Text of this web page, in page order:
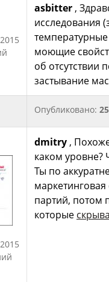
asbitter ,
исследования
моющие
об отсутствии
застывание
Опубликовано:
dmitry ,
каком уровне?
Ты по
партий, потом
которые